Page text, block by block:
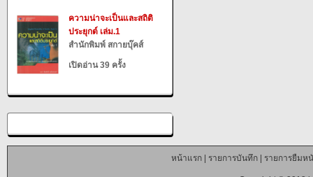
ความน่าจะเป็นและสถิติ
ประยุกต์ เล่ม.1
สำนักพิมพ์ สกายบุ๊คส์
เปิดอ่าน 39 ครั้ง
หน้าแรก| รายการบันทึก| รายการยืมห